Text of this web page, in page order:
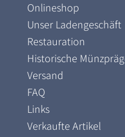
Onlineshop
Unser Ladengeschäft
Restauration
Historische
Versand
FAQ
Links
Verkaufte Artikel